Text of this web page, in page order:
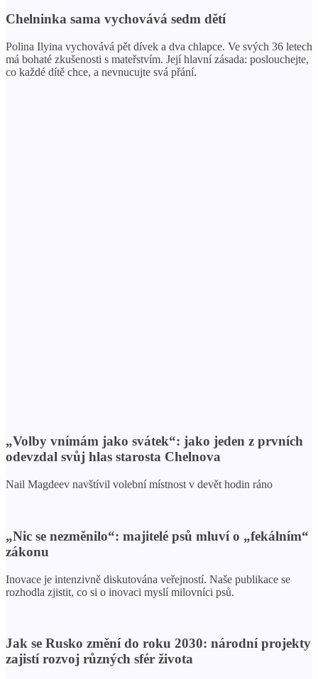
Chelninka sama vychovává sedm dětí
Polina Ilyina vychovává pět dívek a dva chlapce. Ve svých 36 letech
má bohaté zkušenosti s mateřstvím. Její hlavní zásada: poslouchejte,
co každé dítě chce, a nevnucujte svá přání.
„Volby vnímám jako svátek“: jako jeden z prvních
odevzdal svůj hlas starosta Chelnova
Nail Magdeev navštívil volební místnost v devět hodin ráno
„Nic se nezměnilo“: majitelé psů mluví o „fekálním“
zákonu
Inovace je intenzivně diskutována veřejností. Naše publikace se
rozhodla zjistit, co si o inovaci myslí milovníci psů.
Jak se Rusko změní do roku 2030: národní projekty
zajistí rozvoj různých sfér života